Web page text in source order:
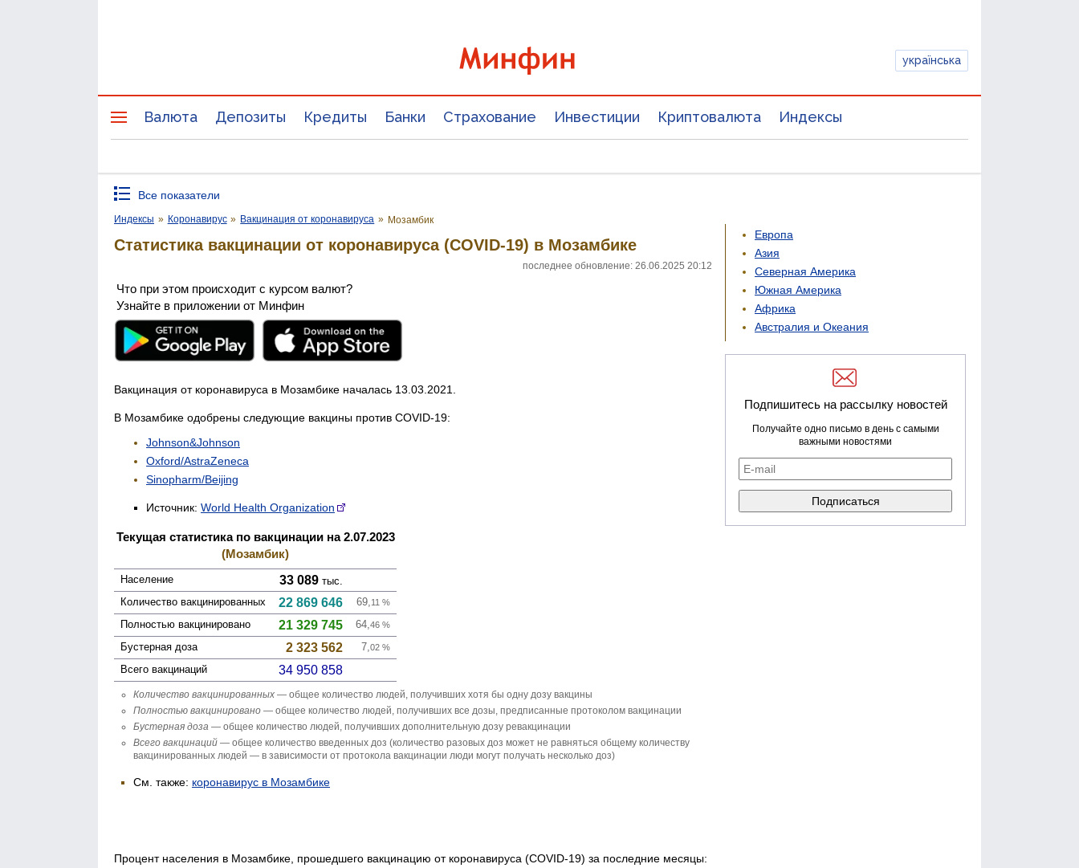
українська
Валюта Депозиты Кредиты Банки Страхование Инвестиции Криптовалюта Индексы
Все показатели
Индексы » Коронавирус » Вакцинация от коронавируса » Мозамбик
Статистика вакцинации от коронавируса (COVID-19) в Мозамбике
последнее обновление: 26.06.2025 20:12
Что при этом происходит с курсом валют?
Узнайте в приложении от Минфин
Вакцинация от коронавируса в Мозамбике началась 13.03.2021.
В Мозамбике одобрены следующие вакцины против COVID-19:
Johnson&Johnson
Oxford/AstraZeneca
Sinopharm/Beijing
Источник: World Health Organization
Текущая статистика по вакцинации на 2.07.2023
(Мозамбик)
Население 33 089 тыс.
Количество вакцини­рованных
22 869 646 69, 11 %
Полностью вакцини­ровано 21 329 745 64, 46 %
Бустерная доза 2 323 562 7, 02 %
Всего вакцинаций 34 950 858
Количество вакцини­рованных — общее количество людей, получивших хотя бы одну дозу вакцины
Полностью вакцини­ровано — общее количество людей, получивших все дозы, предписанные протоколом вакцинации
Бустерная доза — общее количество людей, получивших дополнительную дозу ревакцинации
Всего вакцинаций — общее количество введенных доз (количество разовых доз может не равняться общему количеству
вакцинированных людей — в зависимости от протокола вакцинации люди могут получать несколько доз)
См. также: коронавирус в Мозамбике
Процент населения в Мозамбике, прошедшего вакцинацию от коронавируса (COVID-19) за последние месяцы:
Европа
Азия
Северная Америка
Южная Америка
Африка
Австралия и Океания
Подпишитесь на рассылку новостей
Получайте одно письмо в день с самыми
важными новостями